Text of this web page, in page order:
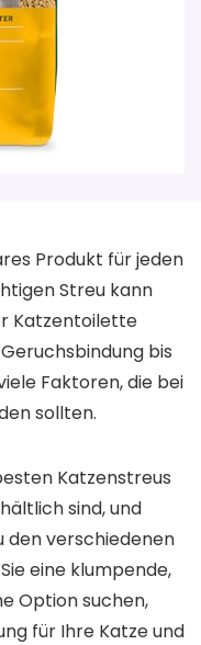
Produkt für jeden
Streu kann
Katzentoilette
bis
Faktoren, die bei
sollten.
Katzenstreus
sind, und
den verschiedenen
eine klumpende,
Option suchen,
für Ihre Katze und